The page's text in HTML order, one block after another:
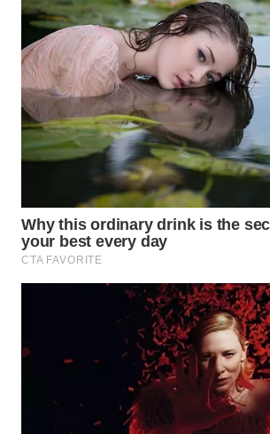
WN
KARAWANG
WN
BEKASI
WN
DEPOK
SAMOSIR